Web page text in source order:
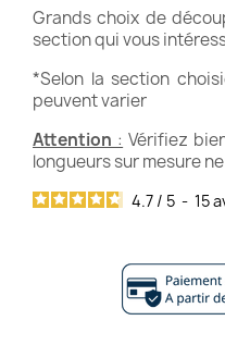
Grands choix de
section qui vous
*Selon la section
peuvent varier
Attention : Vérifiez
longueurs sur mesure
4.7 / 5 - 15